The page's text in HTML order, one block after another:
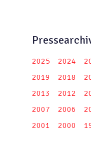
2025 2024
2019
2018
2013
2012
2007
2006
2001
2000